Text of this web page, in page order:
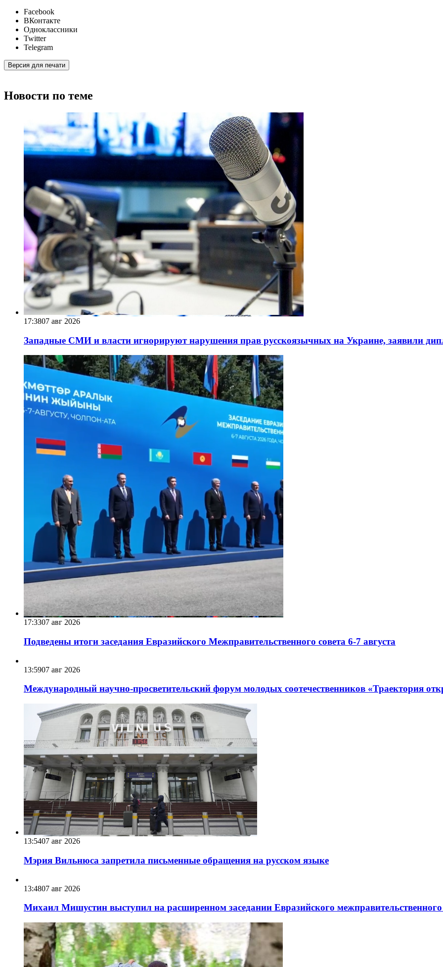
Facebook
ВКонтакте
Одноклассники
Twitter
Telegram
Версия для печати
Новости по теме
17:3807 авг 2026
Западные СМИ и власти игнорируют нарушения прав русскоязычных на Украине, заявили
17:3307 авг 2026
Подведены итоги заседания Евразийского Межправительственного совета 6-7 августа
13:5907 авг 2026
Международный научно-просветительский форум молодых соотечественников «Траектория
13:5407 авг 2026
Мэрия Вильнюса запретила письменные обращения на русском языке
13:4807 авг 2026
Михаил Мишустин выступил на расширенном заседании Евразийского